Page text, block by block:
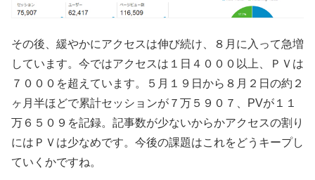
その後、緩やかにアクセスは伸び続け、８月に入って急増
しています。今ではアクセスは１日４０００以上、ＰＶは
７０００を超えています。５月１９日から８月２日の約２
ヶ月半ほどで累計セッションが７万５９０７、PVが１１
万６５０９を記録。記事数が少ないからかアクセスの割り
にはＰＶは少なめです。今後の課題はこれをどうキープし
ていくかですね。